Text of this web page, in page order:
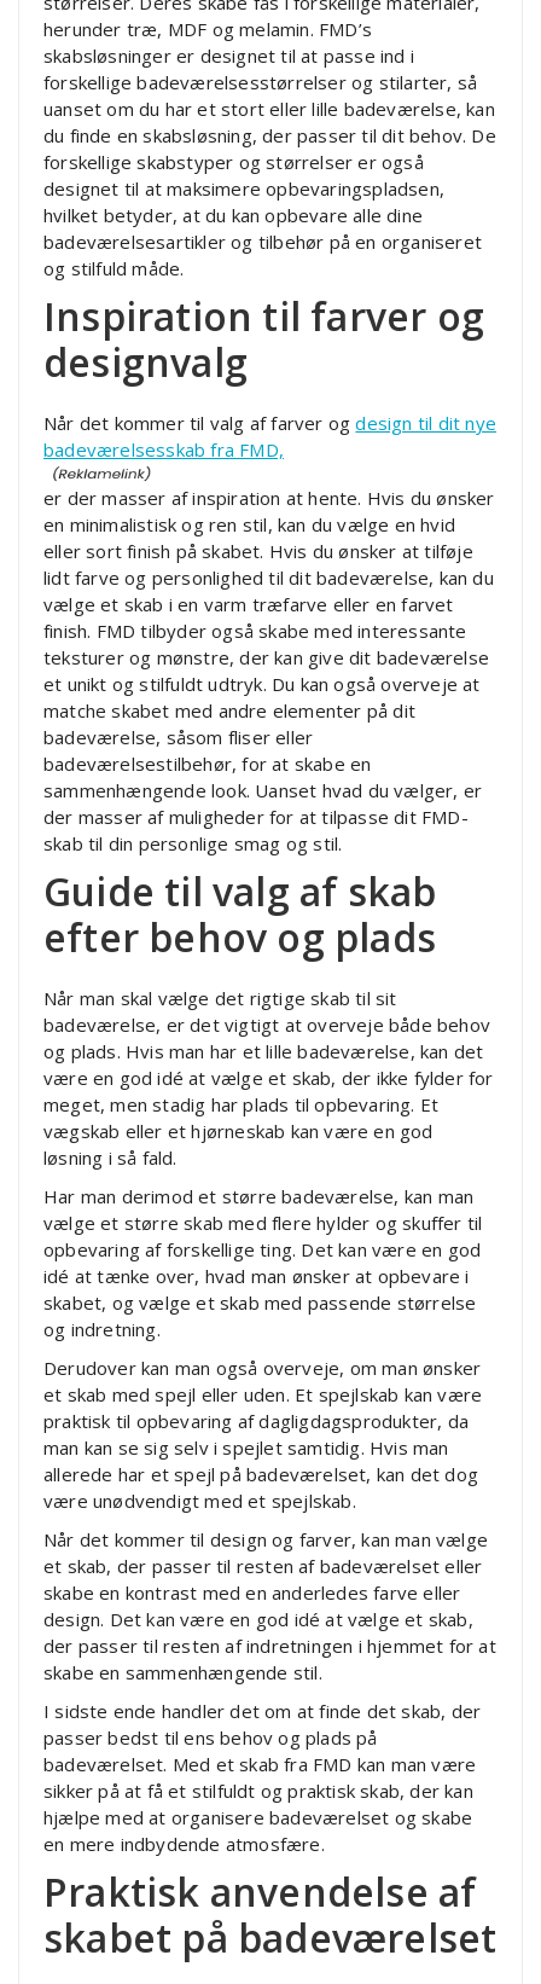
herunder træ, MDF og melamin. FMD’s
skabsløsninger er designet til at passe ind i
forskellige badeværelsesstørrelser og stilarter, så
uanset om du har et stort eller lille badeværelse, kan
du finde en skabsløsning, der passer til dit behov. De
forskellige skabstyper og størrelser er også
designet til at maksimere opbevaringspladsen,
hvilket betyder, at du kan opbevare alle dine
badeværelsesartikler og tilbehør på en organiseret
og stilfuld måde.
Inspiration til farver og
designvalg
Når det kommer til valg af farver ogdesign til dit nye
badeværelsesskab fra FMD,
er der masser af inspiration at hente. Hvis du ønsker
en minimalistisk og ren stil, kan du vælge en hvid
eller sort finish på skabet. Hvis du ønsker at tilføje
lidt farve og personlighed til dit badeværelse, kan du
vælge et skab i en varm træfarve eller en farvet
finish. FMD tilbyder også skabe med interessante
teksturer og mønstre, der kan give dit badeværelse
et unikt og stilfuldt udtryk. Du kan også overveje at
matche skabet med andre elementer på dit
badeværelse, såsom fliser eller
badeværelsestilbehør, for at skabe en
sammenhængende look. Uanset hvad du vælger, er
der masser af muligheder for at tilpasse dit FMD-
skab til din personlige smag og stil.
Guide til valg af skab
efter behov og plads
Når man skal vælge det rigtige skab til sit
badeværelse, er det vigtigt at overveje både behov
og plads. Hvis man har et lille badeværelse, kan det
være en god idé at vælge et skab, der ikke fylder for
meget, men stadig har plads til opbevaring. Et
vægskab eller et hjørneskab kan være en god
løsning i så fald.
Har man derimod et større badeværelse, kan man
vælge et større skab med flere hylder og skuffer til
opbevaring af forskellige ting. Det kan være en god
idé at tænke over, hvad man ønsker at opbevare i
skabet, og vælge et skab med passende størrelse
og indretning.
Derudover kan man også overveje, om man ønsker
et skab med spejl eller uden. Et spejlskab kan være
praktisk til opbevaring af dagligdagsprodukter, da
man kan se sig selv i spejlet samtidig. Hvis man
allerede har et spejl på badeværelset, kan det dog
være unødvendigt med et spejlskab.
Når det kommer til design og farver, kan man vælge
et skab, der passer til resten af badeværelset eller
skabe en kontrast med en anderledes farve eller
design. Det kan være en god idé at vælge et skab,
der passer til resten af indretningen i hjemmet for at
skabe en sammenhængende stil.
I sidste ende handler det om at finde det skab, der
passer bedst til ens behov og plads på
badeværelset. Med et skab fra FMD kan man være
sikker på at få et stilfuldt og praktisk skab, der kan
hjælpe med at organisere badeværelset og skabe
en mere indbydende atmosfære.
Praktisk anvendelse af
skabet på badeværelset